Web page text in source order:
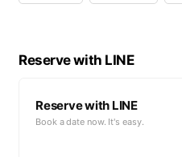
Reserve with LINE
Reserve with LINE
Book a date now. It's easy.